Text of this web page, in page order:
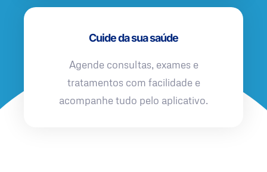
Cuide da sua saúde
Agende consultas, exames e
tratamentos com facilidade e
acompanhe tudo pelo aplicativo.